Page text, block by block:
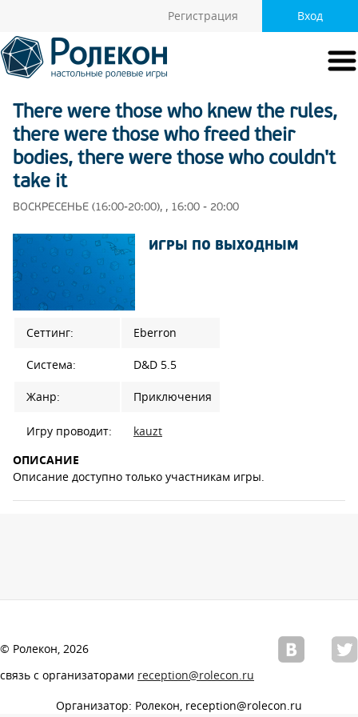
Вход
Регистрация
There were those who knew the rules,
there were those who freed their
bodies, there were those who couldn't
take it
ВОСКРЕСЕНЬЕ (16:00-20:00), , 16:00 - 20:00
ИГРЫ ПО ВЫХОДНЫМ
Сеттинг: Eberron
Система: D&D 5.5
Жанр: Приключения
Игру проводит: kauzt
ОПИСАНИЕ
Описание доступно только участникам игры.
© Ролекон, 2026
связь с организаторами reception@rolecon.ru
Организатор: Ролекон, reception@rolecon.ru